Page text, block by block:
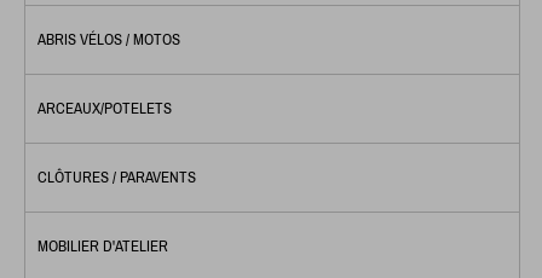
ABRIS VÉLOS / MOTOS
ARCEAUX/POTELETS
CLÔTURES / PARAVENTS
MOBILIER D'ATELIER